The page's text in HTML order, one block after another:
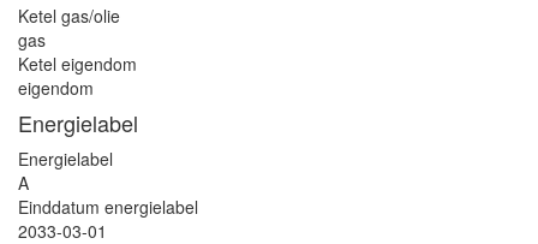
Ketel gas/olie
gas
Ketel eigendom
eigendom
Energielabel
Energielabel
A
Einddatum energielabel
2033-03-01